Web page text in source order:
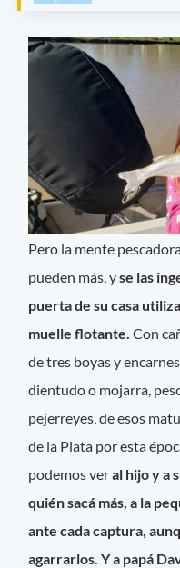
Pero la mente
pueden más, yse las
puerta de su casa
muelle flotante.Con
de tres boyas y
dientudo o mojarra,
pejerreyes, de esos
de la Plata por esta
podemos veral hijo y a
quién sacá más, a la
ante cada captura,
agarrarlos. Y a papá